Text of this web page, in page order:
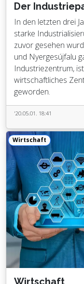
Der
In den letzten drei
starke
zuvor gesehen
und Nyergesújfalu
Industriezentrum,
wirtschaftliches
geworden.
'20.05.01. 18:41
Wirtschaft
Wirtschaft